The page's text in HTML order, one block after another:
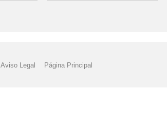
Aviso Legal Página Principal